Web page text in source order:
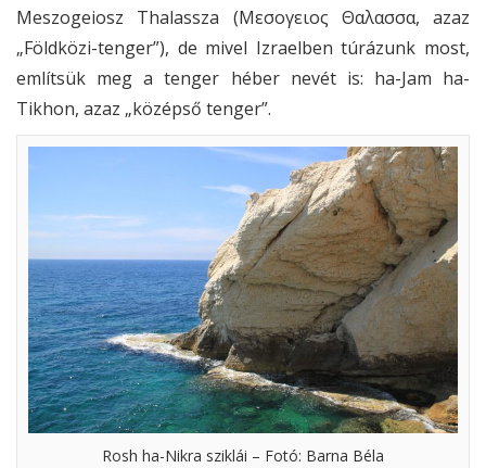
Meszogeiosz Thalassza (Μεσογειος Θαλασσα, azaz
„Földközi-tenger”), de mivel Izraelben túrázunk most,
említsük meg a tenger héber nevét is: ha-Jam ha-
Tikhon, azaz „középső tenger”.
Rosh ha-Nikra sziklái – Fotó: Barna Béla